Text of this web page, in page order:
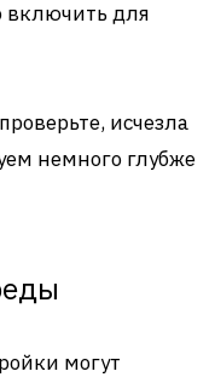
включить для
исчезла
немного глубже
могут